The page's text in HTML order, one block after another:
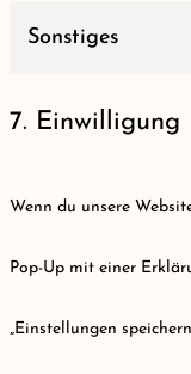
Sonstiges
7. Einwilligung
Wenn du unsere
Pop-Up mit einer
„Einstellungen